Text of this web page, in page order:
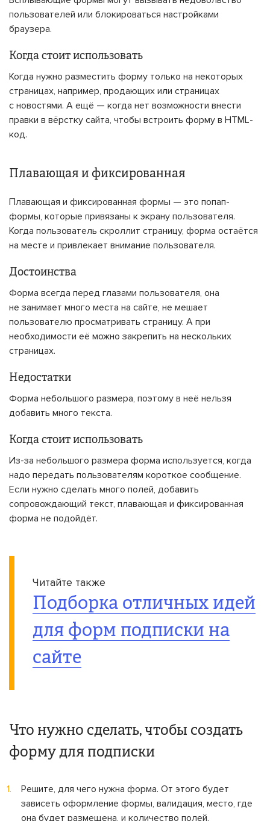
пользователей или блокироваться настройками
браузера.
Когда стоит использовать
Когда нужно разместить форму только на некоторых
страницах, например, продающих или страницах
с новостями. А ещё — когда нет возможности внести
правки в вёрстку сайта, чтобы встроить форму в HTML-
код.
Плавающая и фиксированная
Плавающая и фиксированная формы — это попап-
формы, которые привязаны к экрану пользователя.
Когда пользователь скроллит страницу, форма остаётся
на месте и привлекает внимание пользователя.
Достоинства
Форма всегда перед глазами пользователя, она
не занимает много места на сайте, не мешает
пользователю просматривать страницу. А при
необходимости её можно закрепить на нескольких
страницах.
Недостатки
Форма небольшого размера, поэтому в неё нельзя
добавить много текста.
Когда стоит использовать
Из-за небольшого размера форма используется, когда
надо передать пользователям короткое сообщение.
Если нужно сделать много полей, добавить
сопровождающий текст, плавающая и фиксированная
форма не подойдёт.
Читайте также
Подборка отличных идей
для форм подписки на
сайте
Что нужно сделать, чтобы создать
форму для подписки
Решите, для чего нужна форма. От этого будет
зависеть оформление формы, валидация, место, где
она будет размещена, и количество полей.